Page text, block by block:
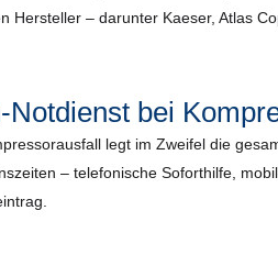
Hersteller – darunter Kaeser, Atlas
Notdienst bei
legt im Zweifel die
– telefonische Soforthilfe,